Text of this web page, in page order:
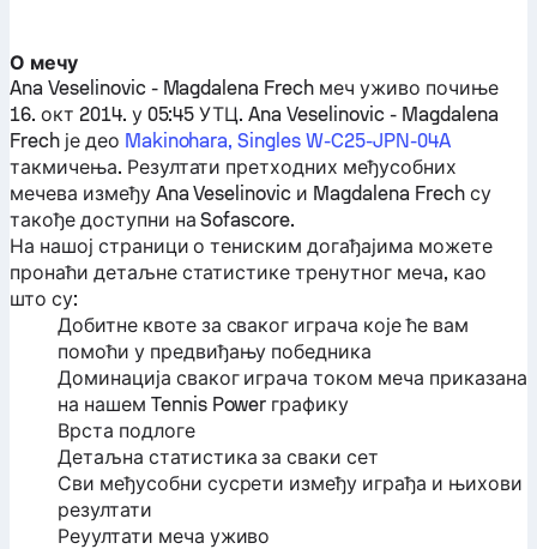
О мечу
Ana Veselinovic- Magdalena Frech меч уживо почиње
16. окт 2014. у 05:45 УТЦ.Ana Veselinovic- Magdalena
Frechје део Makinohara, Singles W-C25-JPN-04A
такмичења. Резултати претходних међусобних
мечева између Ana Veselinovic и Magdalena Frechсу
такође доступни на Sofascore.
На нашој страници о тениским догађајима можете
пронаћи детаљне статистике тренутног меча, као
што су:
Добитне квоте за сваког играча које ће вам
помоћи у предвиђању победника
Доминација сваког играча током меча приказана
на нашем Tennis Power графику
Врста подлоге
Детаљна статистика за сваки сет
Сви међусобни сусрети између играђа и њихови
резултати
Реуултати меча уживо